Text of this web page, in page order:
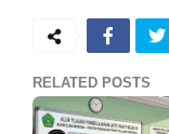
RELATED POSTS